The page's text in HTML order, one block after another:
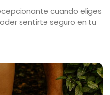
cuando eliges
sentirte seguro en tu